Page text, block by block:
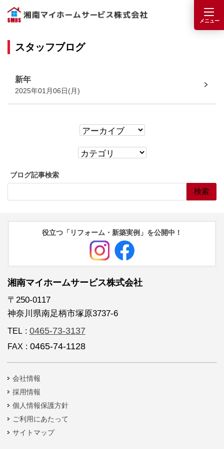
スタッフブログ
新年
2025年01月06日(月)
ブログ記事検索
役立つ「リフォーム・新築実例」を公開中！
湘南マイホームサービス株式会社
〒250-0117
神奈川県南足柄市塚原3737-6
TEL : 0465-73-3137
FAX : 0465-74-1128
会社情報
採用情報
個人情報保護方針
ご利用にあたって
サイトマップ